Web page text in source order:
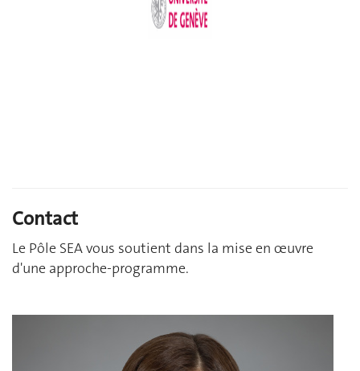
Contact
Le Pôle SEA vous soutient dans la mise en œuvre
d'une approche-programme.